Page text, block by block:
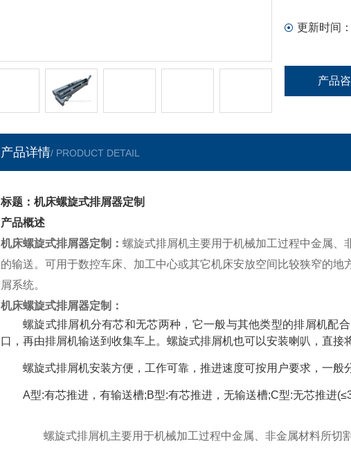
更新时间：
产品
产品详情/ PRODUCT DETAIL
标题：机床螺旋式排屑器定制
产品概述
机床螺旋式排屑器定制 ： 螺旋式排屑机主要用于机械加工过程中金属、
的输送。可用于数控车床、加工中心或其它机床安放空间比较狭窄的地
屑系统。
机床螺旋式排屑器定制 ：
螺旋式排屑机分有芯和无芯两种，它一般与其他类型的排屑机配
口，再由排屑机输送到收集车上。螺旋式排屑机也可以安装喇叭，直接
螺旋式排屑机安装方便，工作可靠，推进速度可按用户要求，一般
A型:有芯推进，有输送槽;B型:有芯推进，无输送槽;C型:无芯推进
螺旋式排屑机主要用于机械加工过程中金属、非金属材料所切